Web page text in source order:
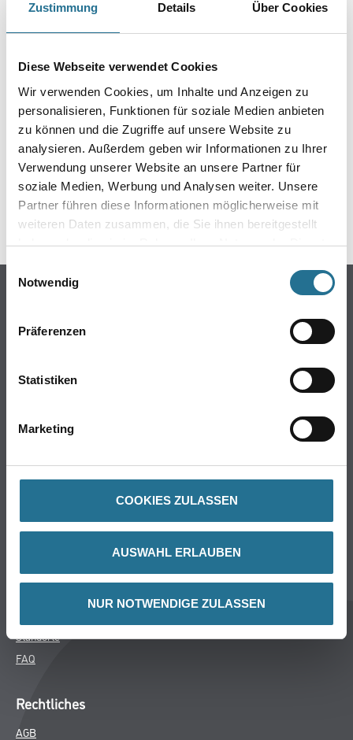
Zustimmung Details Über Cookies
Diese Webseite verwendet Cookies
Wir verwenden Cookies, um Inhalte und Anzeigen zu
personalisieren, Funktionen für soziale Medien anbieten
zu können und die Zugriffe auf unsere Website zu
analysieren. Außerdem geben wir Informationen zu Ihrer
Verwendung unserer Website an unsere Partner für
soziale Medien, Werbung und Analysen weiter. Unsere
Partner führen diese Informationen möglicherweise mit
weiteren Daten zusammen, die Sie ihnen bereitgestellt
haben oder die sie im Rahmen Ihrer Nutzung der Dienste
Einwilligungsauswahl
Notwendig
Präferenzen
Statistiken
Marketing
COOKIES ZULASSEN
AUSWAHL ERLAUBEN
NUR NOTWENDIGE ZULASSEN
IST AUFGETRETEN
Keine Sorge, wir pinseln schon an der Lösung und
werden das Problem so schnell wie möglich beheben.
Erkunden Sie in der Zwischenzeit unseren Online-Shop
und lassen Sie sich inspirieren.
ZURÜCK ZUM ONLINE-SHOP
Online-Shop
Putze- und Spachtelmassen
Wand- & Deckenbeläge
Winkler & Gräbner
Services
Standorte
FAQ
Rechtliches
AGB